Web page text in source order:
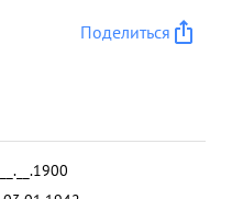
Поделиться
__.__.1900